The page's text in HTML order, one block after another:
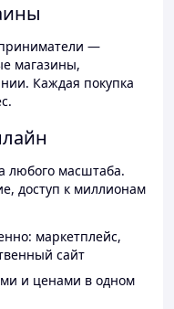
—
магазины,
Каждая покупка
любого масштаба.
доступ к миллионам
маркетплейс,
сайт
и ценами в одном